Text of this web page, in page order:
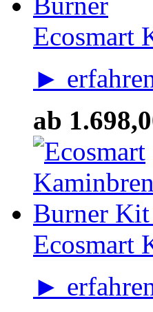
Ecosmart
►
ab
Ecosmart
►